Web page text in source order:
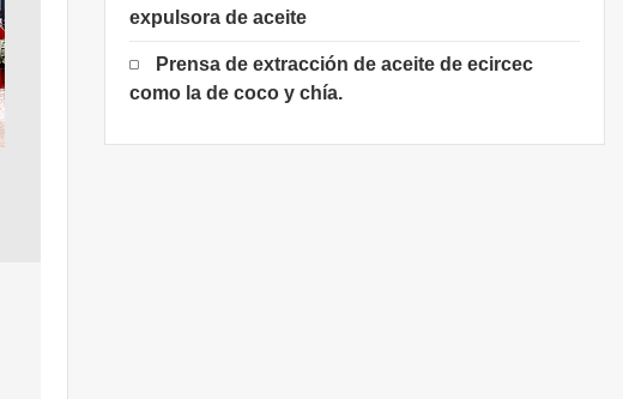
expulsora de aceite
Prensa de extracción de aceite de ecircec
como la de coco y chía.